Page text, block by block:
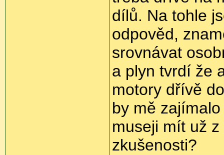
dílů. Na tohle
odpověd,
srovnávat
a plyn tvrdí že
motory dřívě
by mě
museji mít už
zkušenosti?